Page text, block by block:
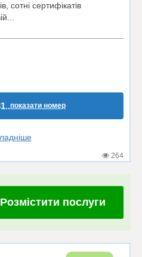
сотні сертифікатів
показати номер
264
Розмістити послуги